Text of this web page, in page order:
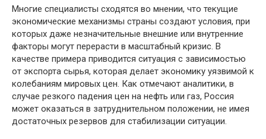
Многие специалисты сходятся во мнении, что текущие
экономические механизмы страны создают условия, при
которых даже незначительные внешние или внутренние
факторы могут перерасти в масштабный кризис. В
качестве примера приводится ситуация с зависимостью
от экспорта сырья, которая делает экономику уязвимой к
колебаниям мировых цен. Как отмечают аналитики, в
случае резкого падения цен на нефть или газ, Россия
может оказаться в затруднительном положении, не имея
достаточных резервов для стабилизации ситуации.